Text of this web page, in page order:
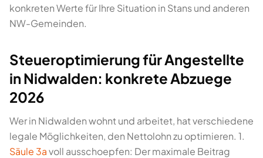
konkreten Werte für Ihre Situation in Stans und anderen
NW-Gemeinden.
Steueroptimierung für Angestellte
in Nidwalden: konkrete Abzuege
2026
Wer in Nidwalden wohnt und arbeitet, hat verschiedene
legale Möglichkeiten, den Nettolohn zu optimieren. 1.
Säule 3avoll ausschoepfen: Der maximale Beitrag